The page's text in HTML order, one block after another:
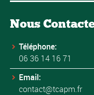
Nous
Téléphone:
06 36 14 16 71
Email:
contact@tcapm.fr